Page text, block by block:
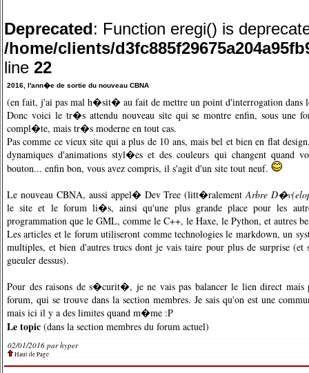
Deprecated: Function eregi() is
/home/clients/
line 22
2016, l'ann�e de sortie du nouveau CBNA
(en fait, j'ai pas mal h�sit� au fait de mettre un point d'interrogation dans
Donc voici le tr�s attendu nouveau site qui se montre enfin, sous une
compl�te, mais tr�s moderne en tout cas.
Pas comme ce vieux site qui a plus de 10 ans, mais bel et bien en flat
dynamiques d'animations styl�es et des couleurs qui changent quand
bouton... enfin bon, vous avez compris, il s'agit d'un site tout neuf.
Le nouveau CBNA, aussi appel� Dev Tree (litt�ralementArbre
le site et le forum li�s, ainsi qu'une plus grande place pour les
programmation que le GML, comme le C++, le Haxe, le Python, et autres
Les articles et le forum utiliseront comme technologies le markdown, un
multiples, et bien d'autres trucs dont je vais taire pour plus de surprise (et
gueuler dessus).
Pour des raisons de s�curit�, je ne vais pas balancer le lien direct
forum, qui se trouve dans la section membres. Je sais qu'on est une
mais ici il y a des limites quand m�me :P
Le topic (dans la section membres du forum actuel)
02/01/2016 par hyper
Haut de Page